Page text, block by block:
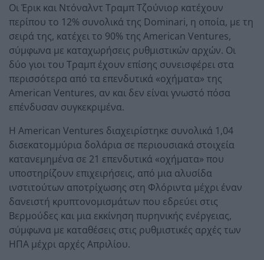
Οι Έρικ και Ντόναλντ Τραμπ Τζούνιορ κατέχουν
περίπου το 12% συνολικά της Dominari, η οποία, με τη
σειρά της, κατέχει το 90% της American Ventures,
σύμφωνα με καταχωρήσεις ρυθμιστικών αρχών. Οι
δύο γιοι του Τραμπ έχουν επίσης συνεισφέρει στα
περισσότερα από τα επενδυτικά «οχήματα» της
American Ventures, αν και δεν είναι γνωστό πόσα
επένδυσαν συγκεκριμένα.
Η American Ventures διαχειρίστηκε συνολικά 1,04
δισεκατομμύρια δολάρια σε περιουσιακά στοιχεία
κατανεμημένα σε 21 επενδυτικά «οχήματα» που
υποστηρίζουν επιχειρήσεις, από μια αλυσίδα
ινστιτούτων αποτρίχωσης στη Φλόριντα μέχρι έναν
δανειστή κρυπτονομισμάτων που εδρεύει στις
Βερμούδες και μια εκκίνηση πυρηνικής ενέργειας,
σύμφωνα με καταθέσεις στις ρυθμιστικές αρχές των
ΗΠΑ μέχρι αρχές Απριλίου.